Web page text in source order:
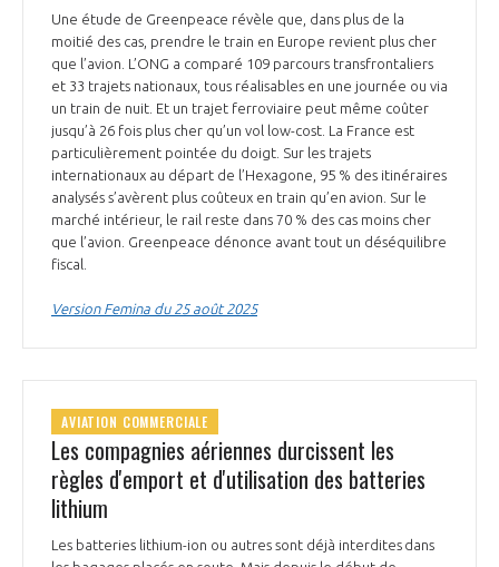
Une étude de Greenpeace révèle que, dans plus de la
moitié des cas, prendre le train en Europe revient plus cher
que l’avion. L’ONG a comparé 109 parcours transfrontaliers
et 33 trajets nationaux, tous réalisables en une journée ou via
un train de nuit. Et un trajet ferroviaire peut même coûter
jusqu’à 26 fois plus cher qu’un vol low-cost. La France est
particulièrement pointée du doigt. Sur les trajets
internationaux au départ de l’Hexagone, 95 % des itinéraires
analysés s’avèrent plus coûteux en train qu’en avion. Sur le
marché intérieur, le rail reste dans 70 % des cas moins cher
que l’avion. Greenpeace dénonce avant tout un déséquilibre
fiscal.
Version Femina du 25 août 2025
AVIATION COMMERCIALE
Les compagnies aériennes durcissent les
règles d'emport et d'utilisation des batteries
lithium
Les batteries lithium-ion ou autres sont déjà interdites dans